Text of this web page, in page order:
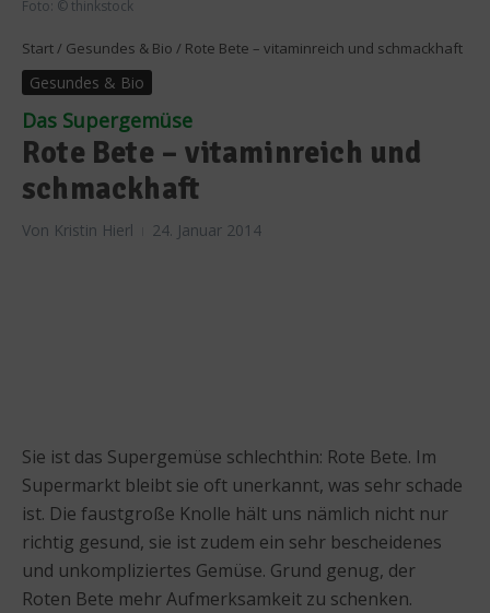
Foto: © thinkstock
Start/ Gesundes & Bio / Rote Bete – vitaminreich und schmackhaft
Gesundes & Bio
Das Supergemüse
Rote Bete – vitaminreich und
schmackhaft
Von Kristin Hierl 24. Januar 2014
Sie ist das Supergemüse schlechthin: Rote Bete. Im
Supermarkt bleibt sie oft unerkannt, was sehr schade
ist. Die faustgroße Knolle hält uns nämlich nicht nur
richtig gesund, sie ist zudem ein sehr bescheidenes
und unkompliziertes Gemüse. Grund genug, der
Roten Bete mehr Aufmerksamkeit zu schenken.